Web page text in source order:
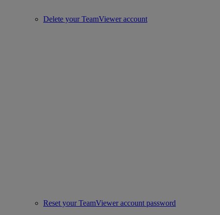
Delete your TeamViewer account
Reset your TeamViewer account password